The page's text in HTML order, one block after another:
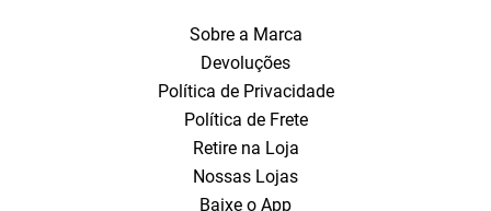
Sobre a Marca
Devoluções
Política de Privacidade
Política de Frete
Retire na Loja
Nossas Lojas
Baixe o App